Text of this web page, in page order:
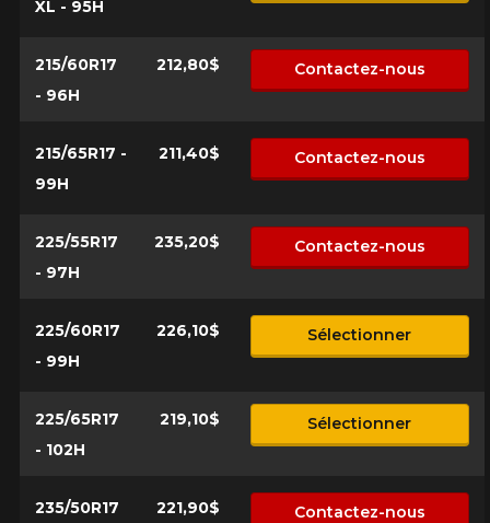
XL - 95H
215/60R17
- 96H
212,80$ Contactez-nous
215/65R17 -
99H
211,40$ Contactez-nous
225/55R17
- 97H
235,20$ Contactez-nous
225/60R17
- 99H
226,10$ Sélectionner
225/65R17
- 102H
219,10$ Sélectionner
235/50R17
221,90$ Contactez-nous